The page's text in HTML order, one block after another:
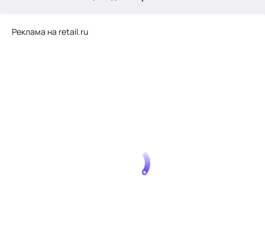
Реклама на retail.ru